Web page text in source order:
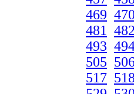
469
481
493
505
517